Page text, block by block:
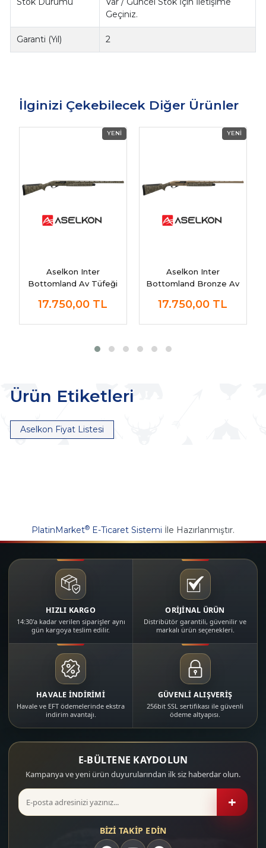
Geçiniz.
Garanti (Yıl) 2
İlginizi Çekebilecek Diğer Ürünler
Aselkon Inter
Bottomland Av Tüfeği
17.750,00 TL
Aselkon Inter
Bottomland Bronze Av
17.750,00 TL
Ürün Etiketleri
Aselkon Fiyat Listesi
PlatinMarket® E-Ticaret Sistemi İle Hazırlanmıştır.
HIZLI KARGO
14:30'a kadar verilen siparişler aynı
gün kargoya teslim edilir.
ORİJİNAL ÜRÜN
Distribütör garantili, güvenilir ve
markalı ürün seçenekleri.
HAVALE İNDİRİMİ
Havale ve EFT ödemelerinde ekstra
indirim avantajı.
GÜVENLİ ALIŞVERİŞ
256bit SSL sertifikası ile güvenli
ödeme altyapısı.
E-BÜLTENE KAYDOLUN
Kampanya ve yeni ürün duyurularından ilk siz haberdar olun.
+
BİZİ TAKİP EDİN